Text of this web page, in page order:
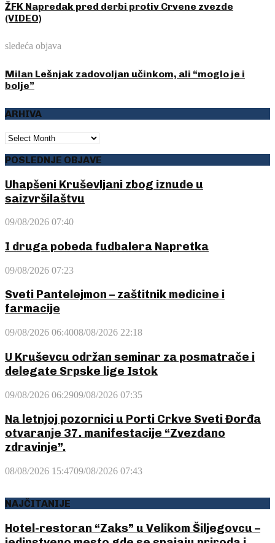
ŽFK Napredak pred derbi protiv Crvene zvezde
(VIDEO)
sledeća objava
Milan Lešnjak zadovoljan učinkom, ali “moglo je i
bolje”
ARHIVA
ARHIVA
POSLEDNJE OBJAVE
Uhapšeni Kruševljani zbog iznude u
saizvršilaštvu
09/08/2026 07:40
I druga pobeda fudbalera Napretka
09/08/2026 07:23
Sveti Pantelejmon – zaštitnik medicine i
farmacije
09/08/2026 06:4008/08/2026 22:18
U Kruševcu održan seminar za posmatrače i
delegate Srpske lige Istok
09/08/2026 06:2909/08/2026 07:35
Na letnjoj pozornici u Porti Crkve Sveti Đorđa
otvaranje 37. manifestacije “Zvezdano
zdravinje”.
08/08/2026 15:4709/08/2026 07:43
NAJČITANIJE
Hotel-restoran “Zaks” u Velikom Šiljegovcu –